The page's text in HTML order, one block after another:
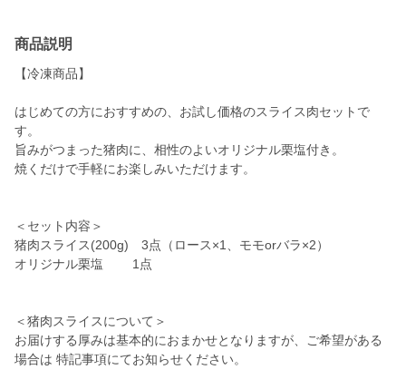
商品説明
【冷凍商品】
はじめての方におすすめの、お試し価格のスライス肉セットで
す。
旨みがつまった猪肉に、相性のよいオリジナル栗塩付き。
焼くだけで手軽にお楽しみいただけます。
＜セット内容＞
猪肉スライス(200g) 3点（ロース×1、モモorバラ×2）
オリジナル栗塩 1点
＜猪肉スライスについて＞
お届けする厚みは基本的におまかせとなりますが、ご希望がある
場合は 特記事項にてお知らせください。